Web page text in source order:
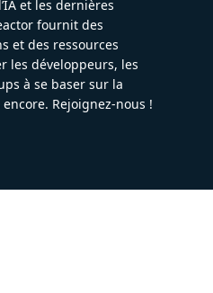
et les dernières
fournit des
et des ressources
les développeurs, les
à se baser sur la
Rejoignez-nous !